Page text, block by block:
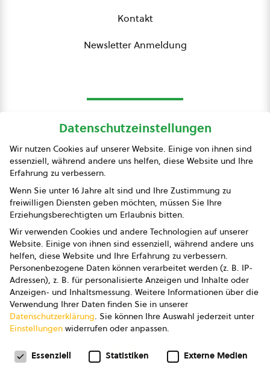
Kontakt
Newsletter Anmeldung
Presse
Impressum
Datenschutz
AGB
AGB Marketing GmbH
AGB Bildung
Newsletter
Datenschutzeinstellungen
Wir nutzen Cookies auf unserer Website. Einige von ihnen sind
essenziell, während andere uns helfen, diese Website und Ihre
Erfahrung zu verbessern.
Wenn Sie unter 16 Jahre alt sind und Ihre Zustimmung zu
freiwilligen Diensten geben möchten, müssen Sie Ihre
Erziehungsberechtigten um Erlaubnis bitten.
Wir verwenden Cookies und andere Technologien auf unserer
Website. Einige von ihnen sind essenziell, während andere uns
helfen, diese Website und Ihre Erfahrung zu verbessern.
Personenbezogene Daten können verarbeitet werden (z. B. IP-
Adressen), z. B. für personalisierte Anzeigen und Inhalte oder
Anzeigen- und Inhaltsmessung. Weitere Informationen über die
Verwendung Ihrer Daten finden Sie in unserer
Datenschutzerklärung. Sie können Ihre Auswahl jederzeit unter
Einstellungen widerrufen oder anpassen.
Datenschutzeinstellungen
Essenziell Statistiken Externe Medien